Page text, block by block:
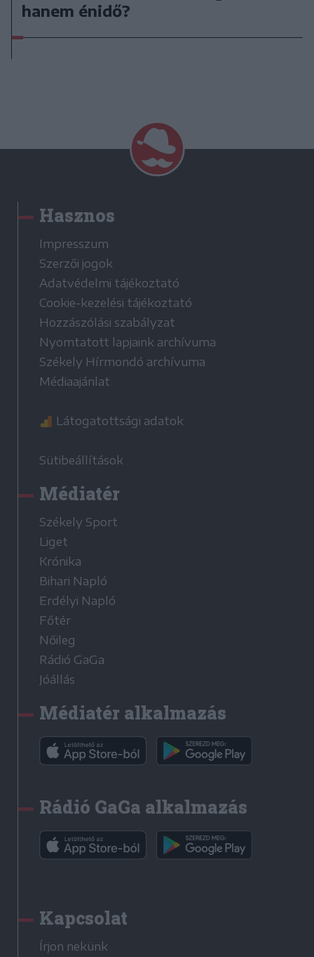
hanem énidő?
Hasznos
Impresszum
Szerzői jogok
Adatvédelmi tájékoztató
Cookie-kezelési tájékoztató
Hozzászólási szabályzat
Nyomtatott lapjaink archívuma
Székely Hírmondó archívuma
Médiaajánlat
Látogatottsági adatok
Sütibeállítások
Médiatér
Székely Sport
Liget
Krónika
Bihari Napló
Erdélyi Napló
Főtér
Nőileg
Rádió GaGa
Jóállás
Médiatér alkalmazás
Rádió GaGa alkalmazás
Kapcsolat
Írjon nekünk